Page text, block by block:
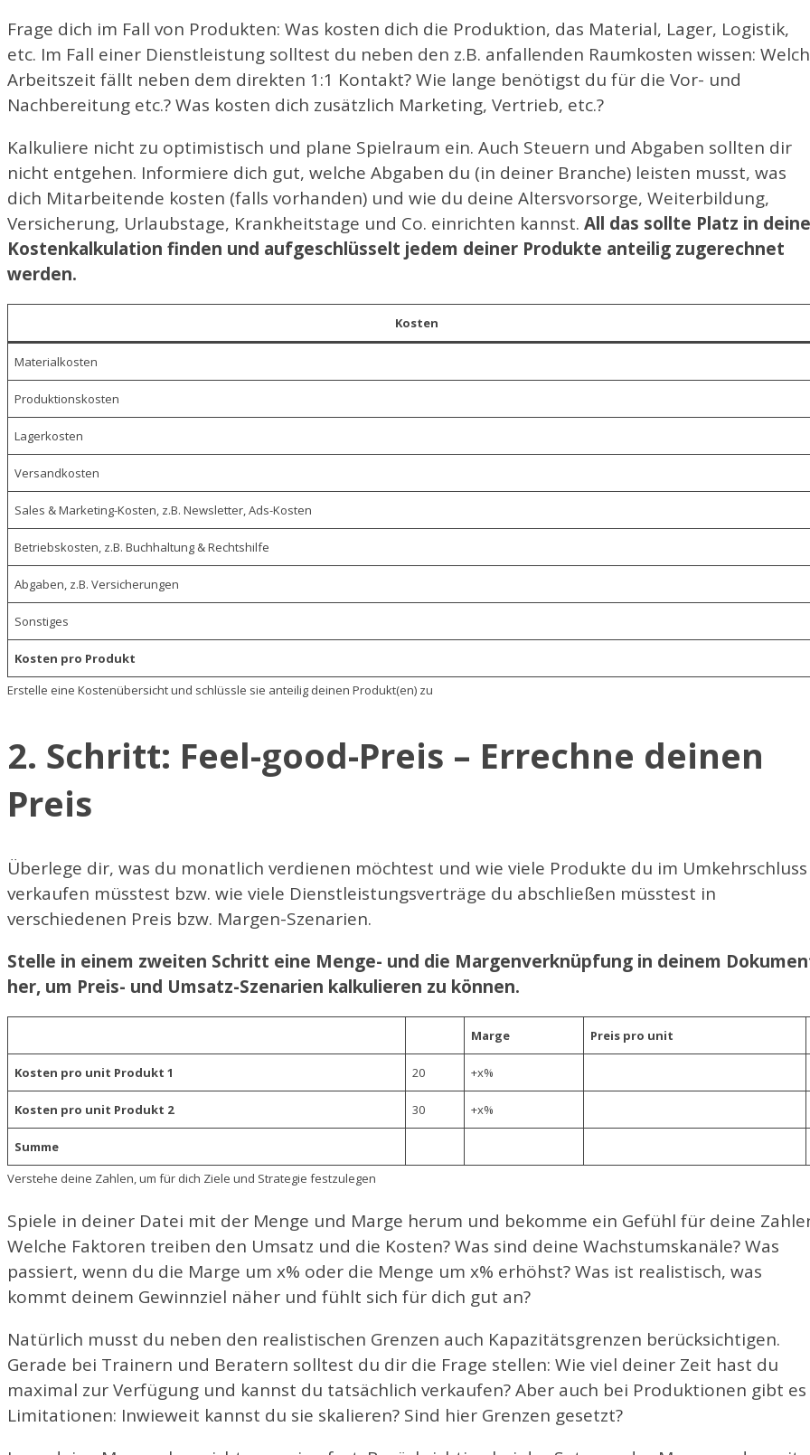
Frage dich im Fall von Produkten: Was kosten dich die Produktion, das Material, Lager, Logistik,
etc. Im Fall einer Dienstleistung solltest du neben den z.B. anfallenden Raumkosten wissen:
Arbeitszeit fällt neben dem direkten 1:1 Kontakt? Wie lange benötigst du für die Vor- und
Nachbereitung etc.? Was kosten dich zusätzlich Marketing, Vertrieb, etc.?
Kalkuliere nicht zu optimistisch und plane Spielraum ein. Auch Steuern und Abgaben sollten dir
nicht entgehen. Informiere dich gut, welche Abgaben du (in deiner Branche) leisten musst, was
dich Mitarbeitende kosten (falls vorhanden) und wie du deine Altersvorsorge, Weiterbildung,
Versicherung, Urlaubstage, Krankheitstage und Co. einrichten kannst. All das sollte Platz in
Kostenkalkulation finden und aufgeschlüsselt jedem deiner Produkte anteilig zugerechnet
werden.
Kosten
Materialkosten
Produktionskosten
Lagerkosten
Versandkosten
Sales & Marketing-Kosten, z.B. Newsletter, Ads-Kosten
Betriebskosten, z.B. Buchhaltung & Rechtshilfe
Abgaben, z.B. Versicherungen
Sonstiges
Kosten pro Produkt
Erstelle eine Kostenübersicht und schlüssle sie anteilig deinen Produkt(en) zu
2. Schritt: Feel-good-Preis – Errechne deinen
Preis
Überlege dir, was du monatlich verdienen möchtest und wie viele Produkte du im Umkehrschluss
verkaufen müsstest bzw. wie viele Dienstleistungsverträge du abschließen müsstest in
verschiedenen Preis bzw. Margen-Szenarien.
Stelle in einem zweiten Schritt eine Menge- und die Margenverknüpfung in deinem
her, um Preis- und Umsatz-Szenarien kalkulieren zu können.
Marge Preis pro unit
Kosten pro unit Produkt 1 20 +x%
Kosten pro unit Produkt 2 30 +x%
Summe
Verstehe deine Zahlen, um für dich Ziele und Strategie festzulegen
Spiele in deiner Datei mit der Menge und Marge herum und bekomme ein Gefühl für deine
Welche Faktoren treiben den Umsatz und die Kosten? Was sind deine Wachstumskanäle? Was
passiert, wenn du die Marge um x% oder die Menge um x% erhöhst? Was ist realistisch, was
kommt deinem Gewinnziel näher und fühlt sich für dich gut an?
Natürlich musst du neben den realistischen Grenzen auch Kapazitätsgrenzen berücksichtigen.
Gerade bei Trainern und Beratern solltest du dir die Frage stellen: Wie viel deiner Zeit hast du
maximal zur Verfügung und kannst du tatsächlich verkaufen? Aber auch bei Produktionen gibt es
Limitationen: Inwieweit kannst du sie skalieren? Sind hier Grenzen gesetzt?